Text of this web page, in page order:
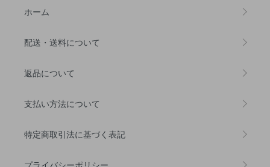
ホーム
配送・送料について
返品について
支払い方法について
特定商取引法に基づく表記
プライバシーポリシー